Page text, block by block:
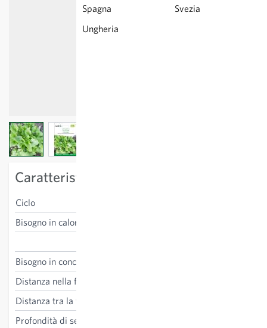
Spagna
Svezia
Ungheria
View larger imageView larger image
Caratteristiche specifiche della varietà
Ciclo
Bisogno in calore
Bisogno in concime
Distanza nella fila
Distanza tra la fila
Profondità di semina